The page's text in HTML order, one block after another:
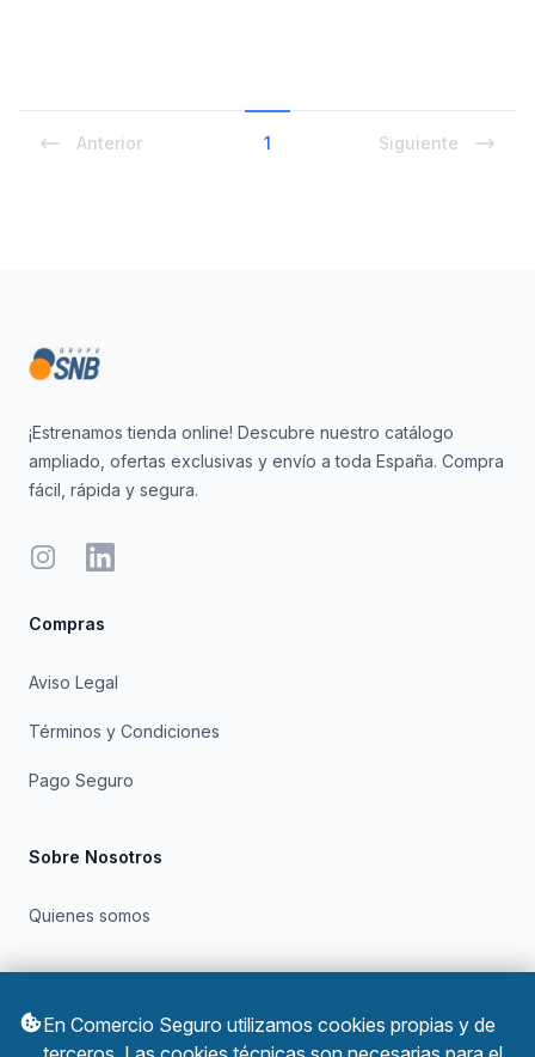
Anterior 1 Siguiente
¡Estrenamos tienda online! Descubre nuestro catálogo
ampliado, ofertas exclusivas y envío a toda España. Compra
fácil, rápida y segura.
InstagramLinkedIn
Compras
Aviso Legal
Términos y Condiciones
Pago Seguro
Sobre Nosotros
Quienes somos
Política de Privacidad
En Comercio Seguro utilizamos cookies propias y de